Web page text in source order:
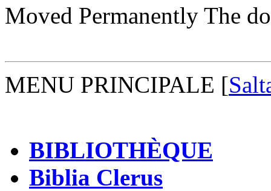
Moved Permanently The
MENU PRINCIPALE [
BIBLIOTHÈQUE
Biblia Clerus